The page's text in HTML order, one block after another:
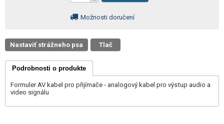
Možnosti doručení
Nastaviť strážneho psa Tlač
Podrobnosti o produkte
Formuler AV kabel pro přijímače - analogový kabel pro výstup audio a
video signálu